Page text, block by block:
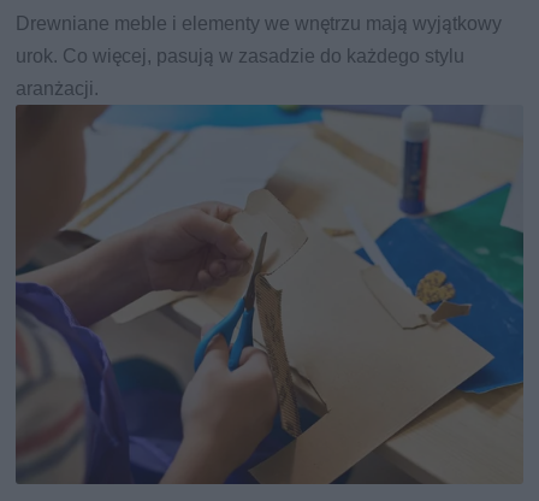
Drewniane meble i elementy we wnętrzu mają wyjątkowy
urok. Co więcej, pasują w zasadzie do każdego stylu
aranżacji.